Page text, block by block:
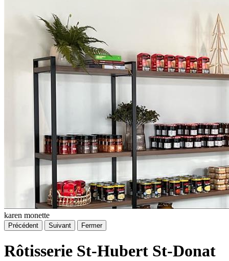
karen monette
Précédent Suivant Fermer
Rôtisserie St-Hubert St-Donat